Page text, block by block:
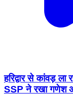
हरिद्वार से कांवड़ ला
SSP ने रखा गणेश